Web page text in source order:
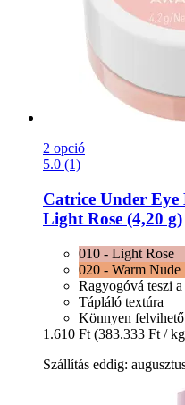
2 opció
5.0 (1)
Catrice Under Eye
Light Rose (4,20 g)
010 - Light Rose
020 - Warm Nude
Ragyogóvá teszi a
Tápláló textúra
Könnyen felvihető
1.610 Ft (383.333 Ft /
Szállítás eddig: